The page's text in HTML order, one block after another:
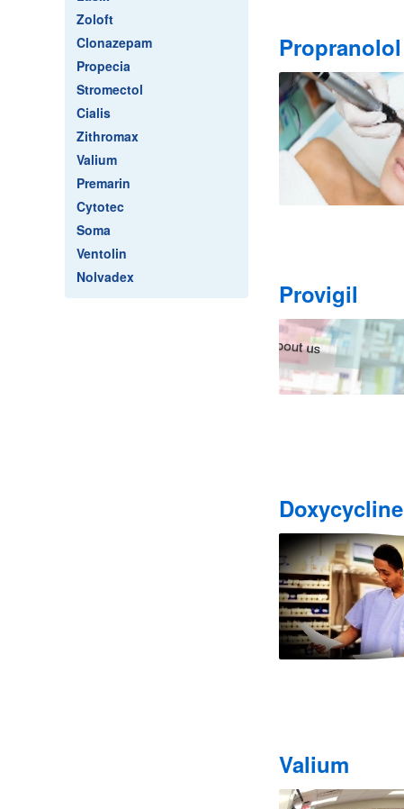
Zoloft
Clonazepam
Propecia
Stromectol
Cialis
Zithromax
Valium
Premarin
Cytotec
Soma
Ventolin
Nolvadex
Propranolol
Provigil
Doxycycline
Valium